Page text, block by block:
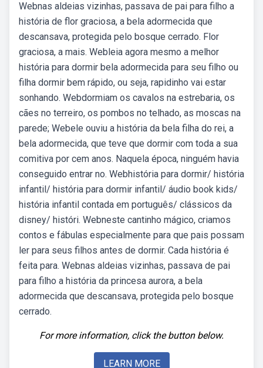
Webnas aldeias vizinhas, passava de pai para filho a
história de flor graciosa, a bela adormecida que
descansava, protegida pelo bosque cerrado. Flor
graciosa, a mais. Webleia agora mesmo a melhor
história para dormir bela adormecida para seu filho ou
filha dormir bem rápido, ou seja, rapidinho vai estar
sonhando. Webdormiam os cavalos na estrebaria, os
cães no terreiro, os pombos no telhado, as moscas na
parede; Webele ouviu a história da bela filha do rei, a
bela adormecida, que teve que dormir com toda a sua
comitiva por cem anos. Naquela época, ninguém havia
conseguido entrar no. Webhistória para dormir/ história
infantil/ história para dormir infantil/ áudio book kids/
história infantil contada em português/ clássicos da
disney/ históri. Webneste cantinho mágico, criamos
contos e fábulas especialmente para que pais possam
ler para seus filhos antes de dormir. Cada história é
feita para. Webnas aldeias vizinhas, passava de pai
para filho a história da princesa aurora, a bela
adormecida que descansava, protegida pelo bosque
cerrado.
For more information, click the button below.
LEARN MORE